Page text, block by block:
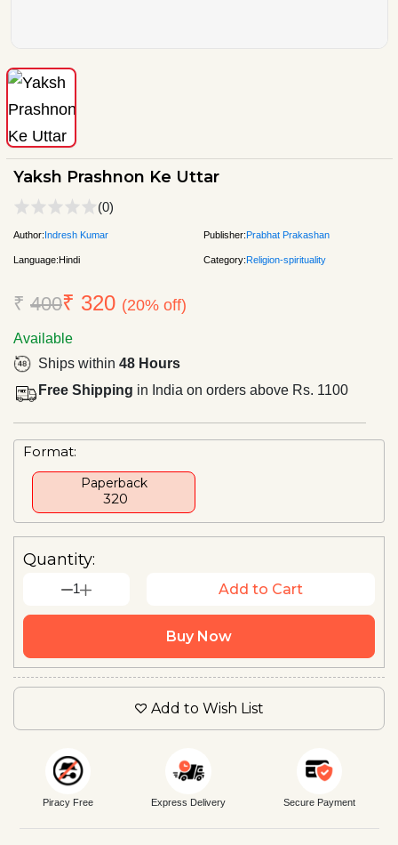
Yaksh Prashnon Ke Uttar
(0)
Author:Indresh Kumar Publisher:Prabhat Prakashan
Language:Hindi Category:Religion-spirituality
₹ 400₹ 320 (20% off)
Available
Ships within 48 Hours
Free Shipping in India on orders above Rs. 1100
Format:
Paperback
₹ 320
Quantity:
1 Add to Cart
Buy Now
Add to Wish List
Piracy Free Express Delivery Secure Payment